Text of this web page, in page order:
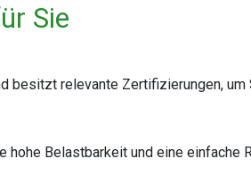
Sie
besitzt relevante Zertifizierungen,
Belastbarkeit und eine einfache